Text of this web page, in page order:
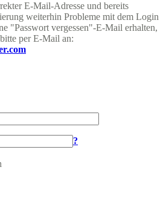
E-Mail-Adresse und bereits
weiterhin Probleme mit dem Login
"Passwort vergessen"-E-Mail erhalten,
per E-Mail an:
?